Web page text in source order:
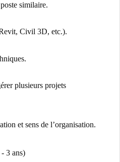
un poste similaire.
Revit, Civil 3D, etc.).
techniques.
à gérer plusieurs projets
et sens de l’organisation.
(2 ans - 3 ans)